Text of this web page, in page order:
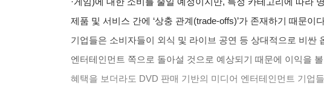
제품 및 서비스 간에 ‘상충 관계(trade-offs)’가 존재하기 때문이
기업들은 소비자들이 외식 및 라이브 공연 등 상대적으로 비싼
엔터테인먼트 쪽으로 돌아설 것으로 예상되기 때문에 이익을
혜택을 보더라도 DVD 판매 기반의 미디어 엔터테인먼트 기업